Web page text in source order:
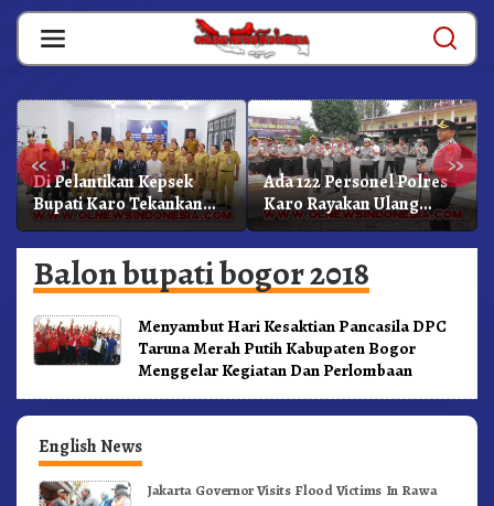
Skip
content
« »
Di Pelantikan Kepsek
Bupati Karo Tekankan
Kepemimpinan
Profesional Dongkrak
Mutu Pendidikan
Ada 122 Personel Polres
Karo Rayakan Ulang
Tahun Bersama
Balon bupati bogor 2018
Menyambut Hari Kesaktian Pancasila DPC
Taruna Merah Putih Kabupaten Bogor
Menggelar Kegiatan Dan Perlombaan
English News
Jakarta Governor Visits Flood Victims In Rawa